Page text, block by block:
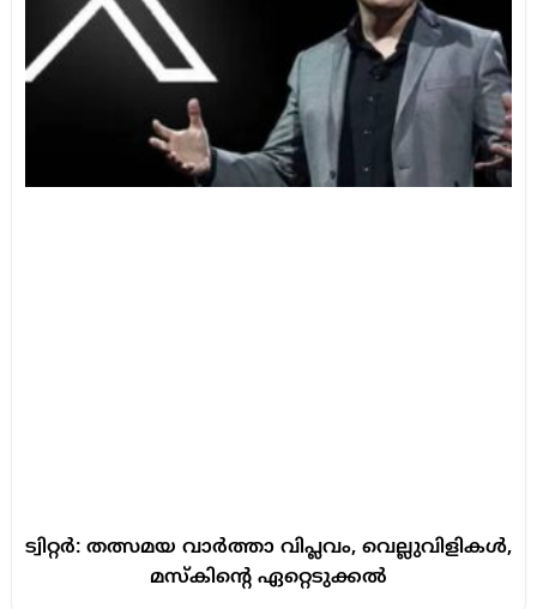
ട്വിറ്റർ: തത്സമയ വാർത്താ വിപ്ലവം, വെല്ലുവിളികൾ,
മസ്കിന്റെ ഏറ്റെടുക്കൽ